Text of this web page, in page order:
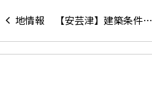
【安芸津】建築条件…